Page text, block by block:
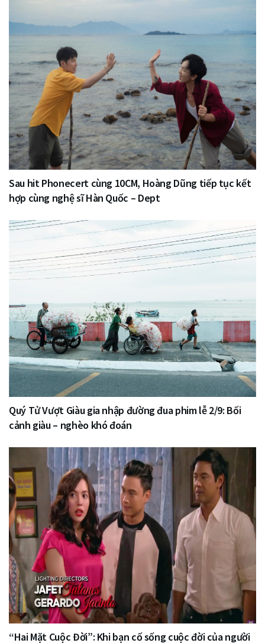
Sau hit Phonecert cùng 10CM, Hoàng Dũng tiếp tục kết
hợp cùng nghệ sĩ Hàn Quốc – Dept
Quý Tử Vượt Giàu gia nhập đường đua phim lễ 2/9: Bối
cảnh giàu – nghèo khó đoán
“Hai Mặt Cuộc Đời”: Khi bạn cố sống cuộc đời của người